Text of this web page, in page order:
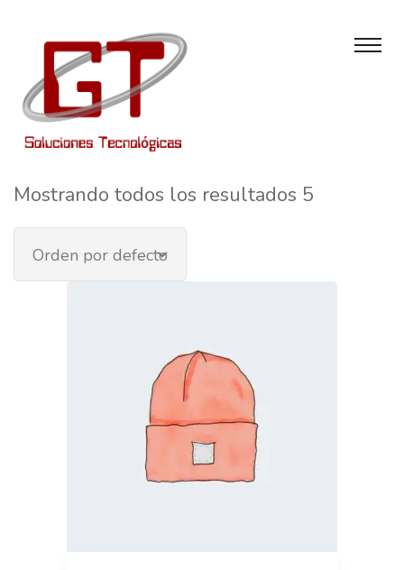
Mostrando todos los resultados 5
Orden por defecto